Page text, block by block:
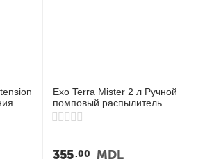
Exo Terra Mister 2 л Ручной
помповый распылитель
355 00 MDL